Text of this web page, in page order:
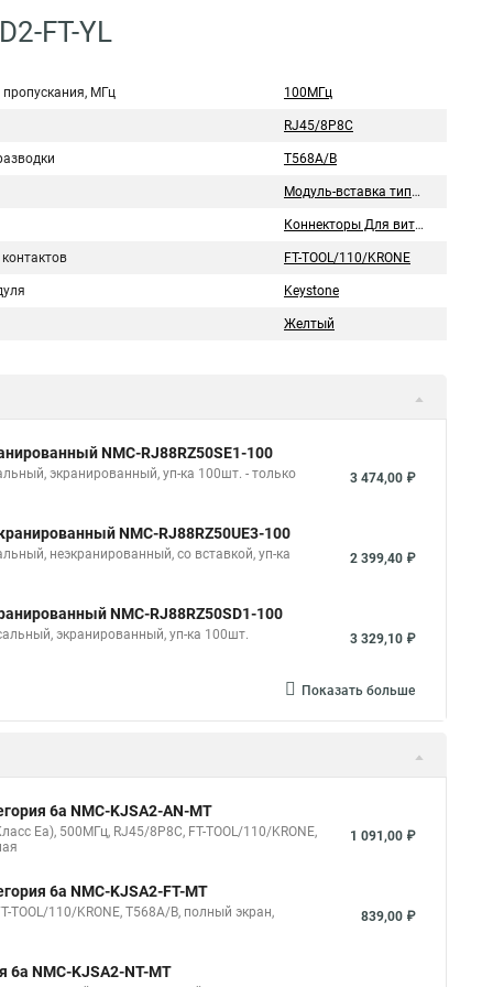
FT-YL
МГц 100МГц
RJ45/8P8C
T568A/B
Модуль-вставка типа Keystone
Коннекторы Для витой пары
FT-TOOL/110/KRONE
Keystone
Желтый
NMC-RJ88RZ50SE1-100
экранированный, уп-ка 100шт. - только 3 474,00 ₽
NMC-RJ88RZ50UE3-100
неэкранированный, со вставкой, уп-ка 2 399,40 ₽
NMC-RJ88RZ50SD1-100
экранированный, уп-ка 100шт. 3 329,10 ₽
Показать больше
6a NMC-KJSA2-AN-MT
Ea), 500МГц, RJ45/8P8C, FT-TOOL/110/KRONE,
1 091,00 ₽
6a NMC-KJSA2-FT-MT
TOOL/110/KRONE, T568A/B, полный экран, 839,00 ₽
NMC-KJSA2-NT-MT